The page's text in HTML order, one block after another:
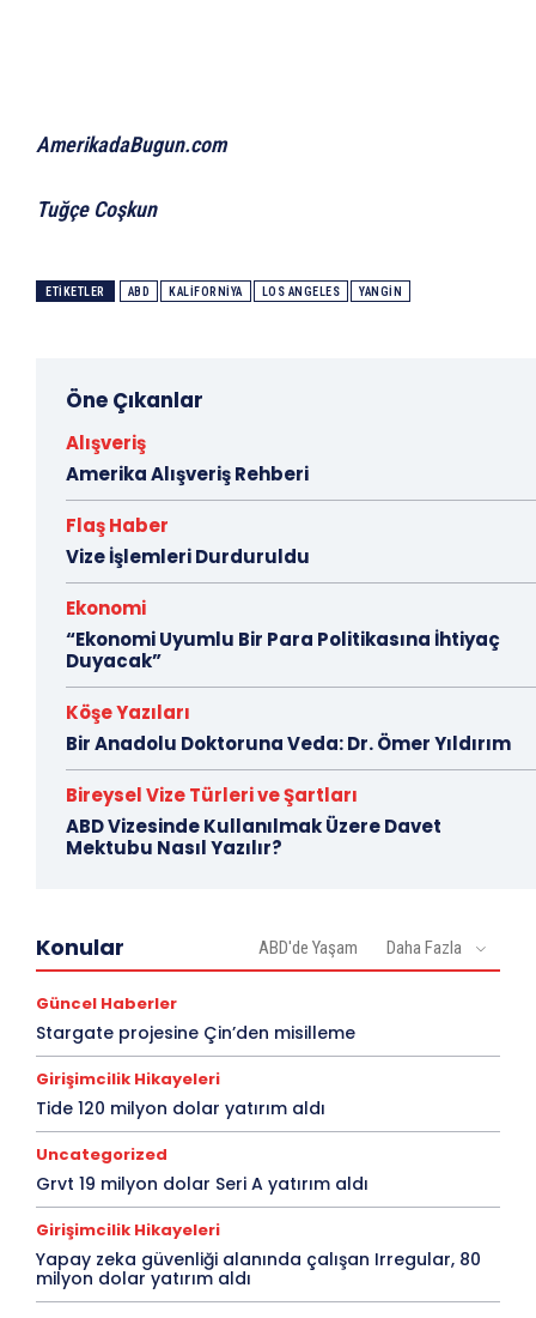
AmerikadaBugun.com
Tuğçe Coşkun
ETIKETLER ABD KALIFORNIYA LOS ANGELES YANGIN
Öne Çıkanlar
Alışveriş
Amerika Alışveriş Rehberi
Flaş Haber
Vize İşlemleri Durduruldu
Ekonomi
“Ekonomi Uyumlu Bir Para Politikasına İhtiyaç
Duyacak”
Köşe Yazıları
Bir Anadolu Doktoruna Veda: Dr. Ömer Yıldırım
Bireysel Vize Türleri ve Şartları
ABD Vizesinde Kullanılmak Üzere Davet
Mektubu Nasıl Yazılır?
Konular ABD'de Yaşam Daha Fazla
Güncel Haberler
Stargate projesine Çin’den misilleme
Girişimcilik Hikayeleri
Tide 120 milyon dolar yatırım aldı
Uncategorized
Grvt 19 milyon dolar Seri A yatırım aldı
Girişimcilik Hikayeleri
Yapay zeka güvenliği alanında çalışan Irregular, 80
milyon dolar yatırım aldı